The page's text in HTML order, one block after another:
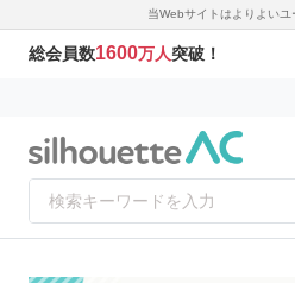
当Webサイトはよりよい
総会員数1600万人突破！